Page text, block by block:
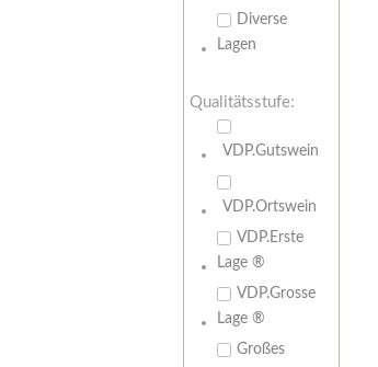
Diverse
Lagen
Qualitätsstufe:
VDP.Gutswein
VDP.Ortswein
VDP.Erste
Lage ®
VDP.Grosse
Lage ®
Großes